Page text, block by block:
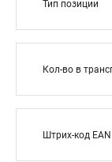
Тип позиции
Кол-во в
Штрих-код EAN